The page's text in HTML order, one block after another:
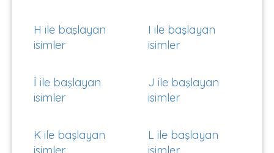
H ile başlayan
isimler
I ile başlayan
isimler
İ ile başlayan
isimler
J ile başlayan
isimler
K ile başlayan
isimler
L ile başlayan
isimler